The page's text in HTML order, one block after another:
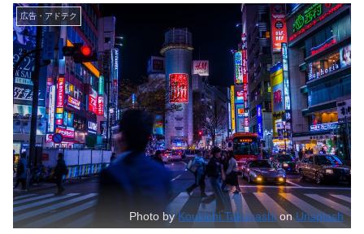
広告・アドテク
Photo byKoukichi TakahashionUnsplash